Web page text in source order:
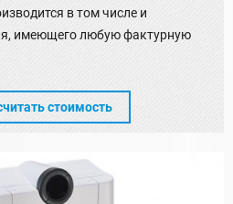
в том числе и
имеющего любую фактурную
стоимость